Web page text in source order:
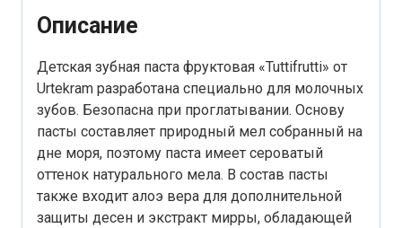
Описание
Детская зубная паста фруктовая «Tuttifrutti» от
Urtekram разработана специально для молочных
зубов. Безопасна при проглатывании. Основу
пасты составляет природный мел собранный на
дне моря, поэтому паста имеет сероватый
оттенок натурального мела. В состав пасты
также входит алоэ вера для дополнительной
защиты десен и экстракт мирры, обладающей